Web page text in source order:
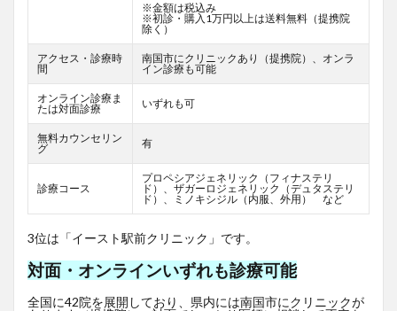
※金額は税込み
※初診・購入1万円以上は送料無料（提携院
除く）
アクセス・診療時
間
南国市にクリニックあり（提携院）、オンラ
イン診療も可能
オンライン診療ま
たは対面診療
いずれも可
無料カウンセリン
グ
有
診療コース
プロペシアジェネリック（フィナステリ
ド）、ザガーロジェネリック（デュタステリ
ド）、ミノキシジル（内服、外用） など
3位は「イースト駅前クリニック」です。
対面・オンラインいずれも診療可能
全国に42院を展開しており、県内には南国市にクリニックが